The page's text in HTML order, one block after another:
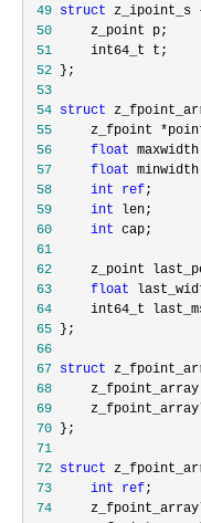
49 struct
50
51
52
53
54 struct
55
     z_fpoint *
56
float
57
float
58
int ref
59
int
60
int
61
62
63
float
64
65
66
67 struct
68
z_fpoint_array
69
70
71
72 struct
73
int ref
74